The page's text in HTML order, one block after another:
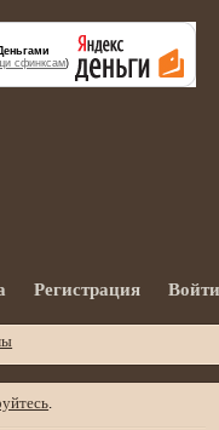
сфинксам)
Регистрация
.